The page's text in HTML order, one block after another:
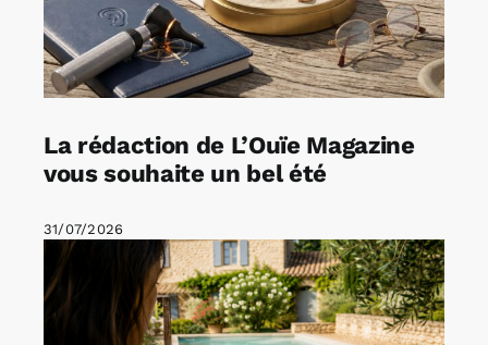
La rédaction de L’Ouïe Magazine
vous souhaite un bel été
31/07/2026